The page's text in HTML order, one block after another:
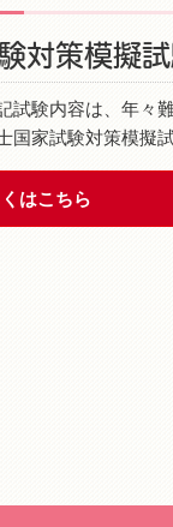
対策模擬
試験内容は、年々
国家試験対策模擬
はこちら